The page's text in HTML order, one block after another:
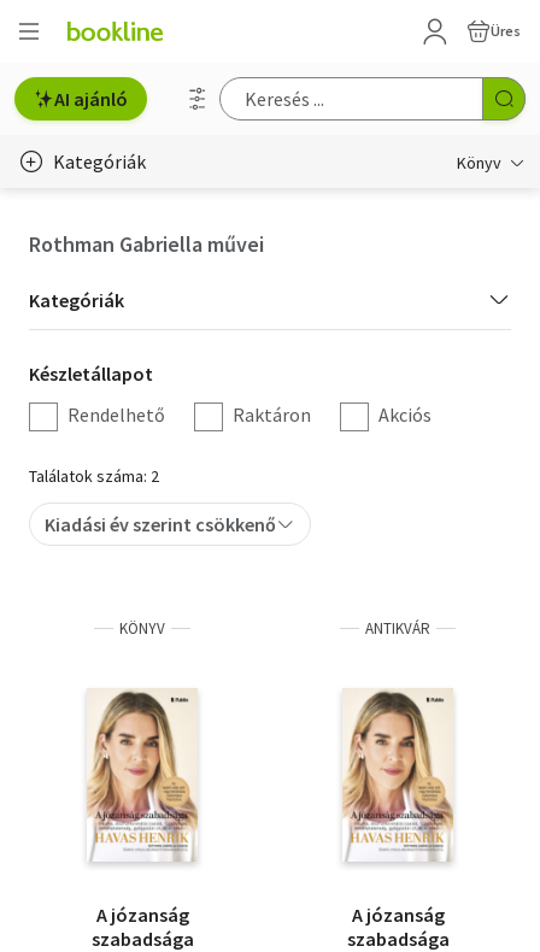
Üres
AI ajánló
Kategóriák Könyv
Hobbi, szabadidő
Irodalom
Művészet
Szakkönyv
Tankönyv, segédkönyv
Társadalomtudomány
Természettudomány
Történelem
Rothman Gabriella művei
Kategória
szűrés
Kategóriák
Készletállapot
szűrés
Készletállapot
Rendelhető
Raktáron Akciós
Találatok száma: 2
Kiadási év szerint csökkenő
KÖNYV
A józanság
szabadsága
ANTIKVÁR
A józanság
szabadsága